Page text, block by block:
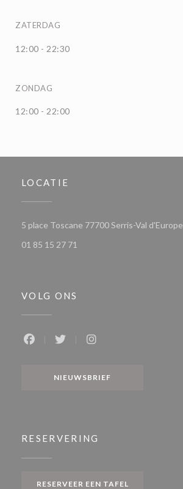
ZATERDAG
12:00 - 22:30
ZONDAG
12:00 - 22:00
LOCATIE
5 place Toscane 77700 Serris-Val d'Europe
01 85 15 27 71
VOLG ONS
NIEUWSBRIEF
RESERVERING
RESERVEER EEN TAFEL